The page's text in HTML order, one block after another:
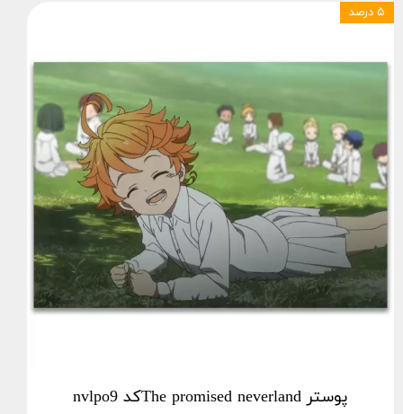
پوستر The promised neverlandکد nvlpo9
۵ درصد